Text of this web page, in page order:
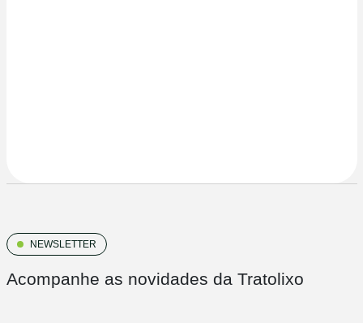
NEWSLETTER
Acompanhe as novidades da Tratolixo